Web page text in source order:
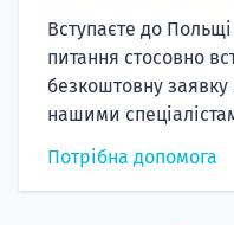
Вступаєте до
питання стосовно
безкоштовну
нашими
Потрібна допомога